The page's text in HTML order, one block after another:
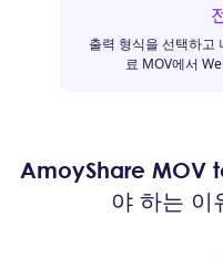
출력 형식을 선택하고
료 MOV에서
AmoyShare MOV
야 하는 이